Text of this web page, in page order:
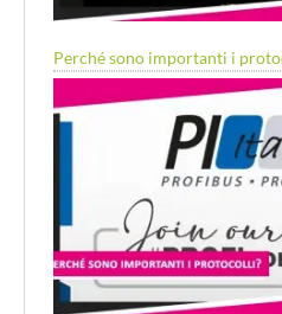
Perché sono importanti i